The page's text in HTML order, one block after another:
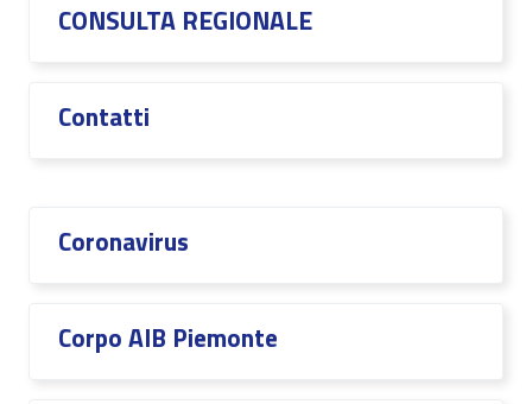
CONSULTA REGIONALE
Contatti
Coronavirus
Corpo AIB Piemonte